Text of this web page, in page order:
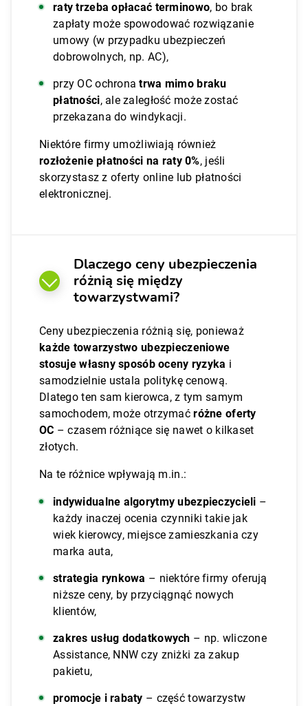
raty trzeba opłacać terminowo, bo brak
zapłaty może spowodować rozwiązanie
umowy (w przypadku ubezpieczeń
dobrowolnych, np. AC),
przy OC ochronatrwa mimo braku
płatności, ale zaległość może zostać
przekazana do windykacji.
Niektóre firmy umożliwiają również
rozłożenie płatności na raty 0%, jeśli
skorzystasz z oferty online lub płatności
elektronicznej.
Dlaczego ceny ubezpieczenia
różnią się między
towarzystwami?
Ceny ubezpieczenia różnią się, ponieważ
każde towarzystwo ubezpieczeniowe
stosuje własny sposób oceny ryzyka i
samodzielnie ustala politykę cenową.
Dlatego ten sam kierowca, z tym samym
samochodem, może otrzymaćróżne oferty
OC – czasem różniące się nawet o kilkaset
złotych.
Na te różnice wpływają m.in.:
indywidualne algorytmy ubezpieczycieli –
każdy inaczej ocenia czynniki takie jak
wiek kierowcy, miejsce zamieszkania czy
marka auta,
strategia rynkowa – niektóre firmy oferują
niższe ceny, by przyciągnąć nowych
klientów,
zakres usług dodatkowych – np. wliczone
Assistance, NNW czy zniżki za zakup
pakietu,
promocje i rabaty – część towarzystw